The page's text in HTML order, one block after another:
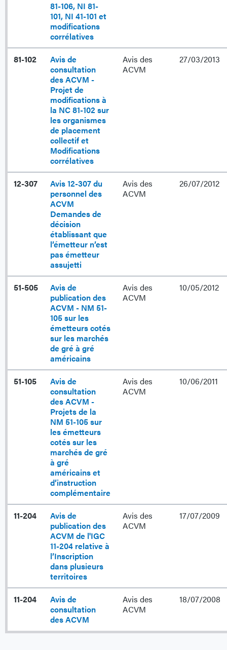
81-106, NI 81-
101, NI 41-101 et
modifications
corrélatives
81-102
Avis de
consultation
des ACVM -
Projet de
modifications à
la NC 81-102 sur
les organismes
de placement
collectif et
Modifications
corrélatives
Avis des
ACVM
27/03/2013
12-307
Avis 12-307 du
personnel des
ACVM
Demandes de
décision
établissant que
l’émetteur n’est
pas émetteur
assujetti
Avis des
ACVM
26/07/2012
51-505
Avis de
publication des
ACVM - NM 51-
105 sur les
émetteurs cotés
sur les marchés
de gré à gré
américains
Avis des
ACVM
10/05/2012
51-105
Avis de
consultation
des ACVM -
Projets de la
NM 51-105 sur
les émetteurs
cotés sur les
marchés de gré
à gré
américains et
d’instruction
complémentaire
Avis des
ACVM
10/06/2011
11-204
Avis de
publication des
ACVM de l'IGC
11-204 relative à
l’Inscription
dans plusieurs
territoires
Avis des
ACVM
17/07/2009
11-204
Avis de
consultation
des ACVM
Avis des
ACVM
18/07/2008